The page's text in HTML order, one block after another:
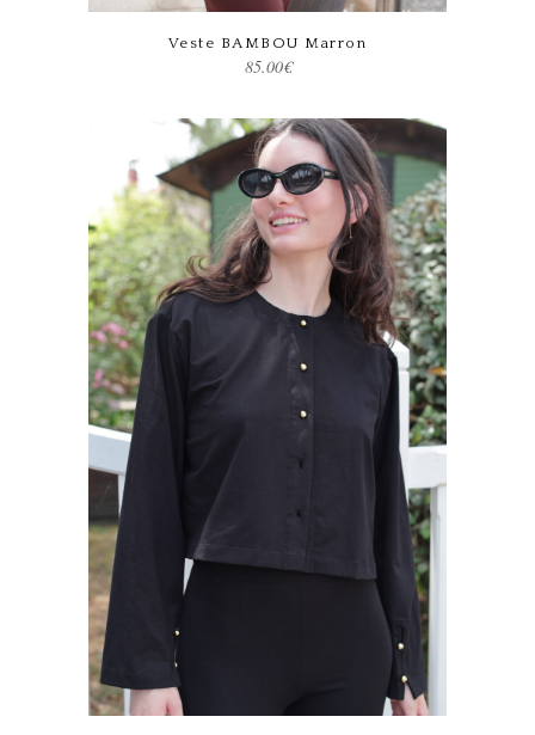
Ce produit a plusieurs variations. Les options peuvent être choisies sur la page du produit
Veste BAMBOU Marron
85.00€
Ce produit a plusieurs variations. Les options peuvent être choisies sur la page du produit